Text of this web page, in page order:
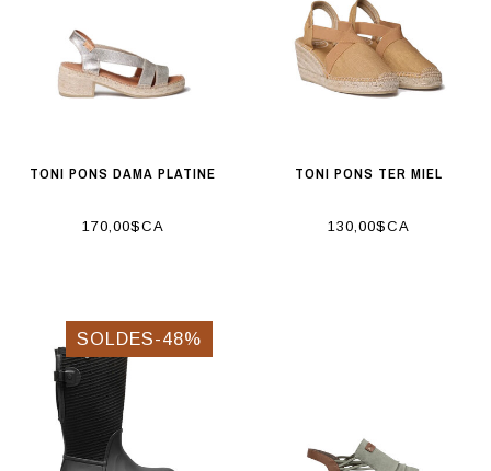
TONI PONS DAMA PLATINE
170,00$CA
TONI PONS TER MIEL
130,00$CA
SOLDES-48%